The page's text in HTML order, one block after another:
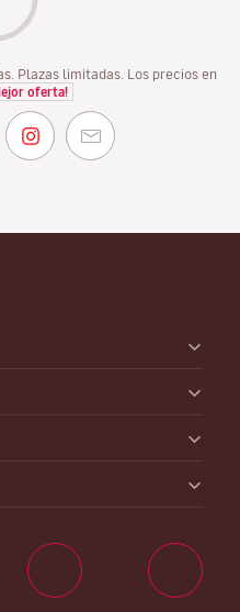
Plazas limitadas. Los precios en
oferta!